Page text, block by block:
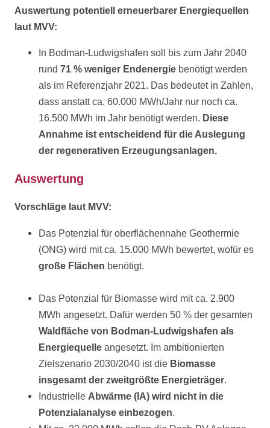
Auswertung potentiell erneuerbarer Energiequellen
laut MVV:
In Bodman-Ludwigshafen soll bis zum Jahr 2040
rund71 % weniger Endenergie benötigt werden
als im Referenzjahr 2021. Das bedeutet in Zahlen,
dass anstatt ca. 60.000 MWh/Jahr nur noch ca.
16.500 MWh im Jahr benötigt werden. Diese
Annahme ist entscheidend für die Auslegung
der regenerativen Erzeugungsanlagen.
Auswertung
Vorschläge laut MVV:
Das Potenzial für oberflächennahe Geothermie
(ONG) wird mit ca. 15.000 MWh bewertet, wofür es
große Flächen benötigt.
Das Potenzial für Biomasse wird mit ca. 2.900
MWh angesetzt. Dafür werden 50 % der gesamten
Waldfläche von Bodman-Ludwigshafen als
Energiequelle angesetzt. Im ambitionierten
Zielszenario 2030/2040 ist die Biomasse
insgesamt der zweitgrößte Energieträger.
Industrielle Abwärme (IA) wird nicht in die
Potenzialanalyse einbezogen.